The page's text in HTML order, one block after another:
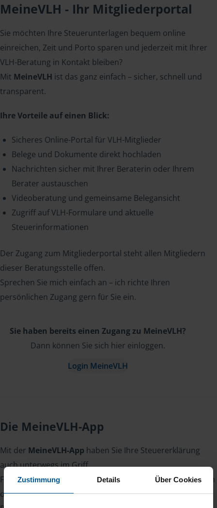
Zustimmung Details Über Cookies
MeineVLH - Ihr Mitgliederportal
Sie möchten Ihre Steuerunterlagen bequem online
einreichen, Zeit und Porto sparen und jederzeit mit Ihrer
VLH-Beratung in Kontakt bleiben?
Mit MeineVLH ist das ganz einfach – sicher, schnell und
transparent.
Ihre Vorteile auf einen Blick:
Sicheres Online-Portal für VLH-Mitglieder
Belege und Dokumente direkt hochladen
Nachrichten sicher mit Ihrer Beraterin oder Ihrem
Berater austauschen
Videoberatung und gemeinsame Belegansicht
Zugriff auf VLH-Formulare und aktuelle
Steuerinformationen
Der Zugang zum Mitgliederportal steht allen Mitgliedern
dieser Beratungsstelle offen.
Sprechen Sie mich einfach an – ich richte Ihren
persönlichen Zugang gern für Sie ein.
Sie haben bereits einen Zugang zu MeineVLH?
Dann können Sie sich hier einloggen.
Login MeineVLH
Die MeineVLH-App
Mit der MeineVLH-App haben Sie Ihre Steuererklärung
auch unterwegs im Griff.
Fotografieren Sie Belege, laden Sie Dokumente sicher hoch
oder lesen Sie Nachrichten von Ihrer Beraterin oder Ihrem